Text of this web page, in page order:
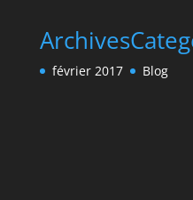
Archives
février 2017 Blog